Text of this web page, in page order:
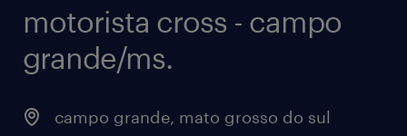
motorista cross - campo
grande/ms.
campo grande, mato grosso do sul